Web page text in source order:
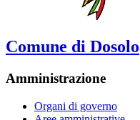
Comune di Dosolo
Amministrazione
Organi di governo